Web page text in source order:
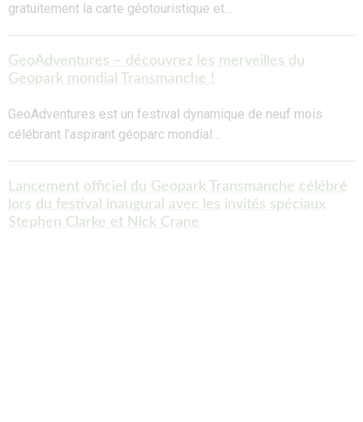
gratuitement la carte géotouristique et…
GeoAdventures – découvrez les merveilles du
Geopark mondial Transmanche !
GeoAdventures est un festival dynamique de neuf mois
célébrant l’aspirant géoparc mondial…
Lancement officiel du Geopark Transmanche célébré
lors du festival inaugural avec les invités spéciaux
Stephen Clarke et Nick Crane